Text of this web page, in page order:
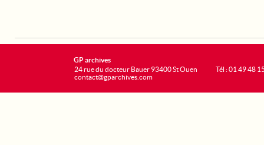
GP archives
24 rue du docteur Bauer 93400 St Ouen
contact@gparchives.com
Tél : 01 49 48